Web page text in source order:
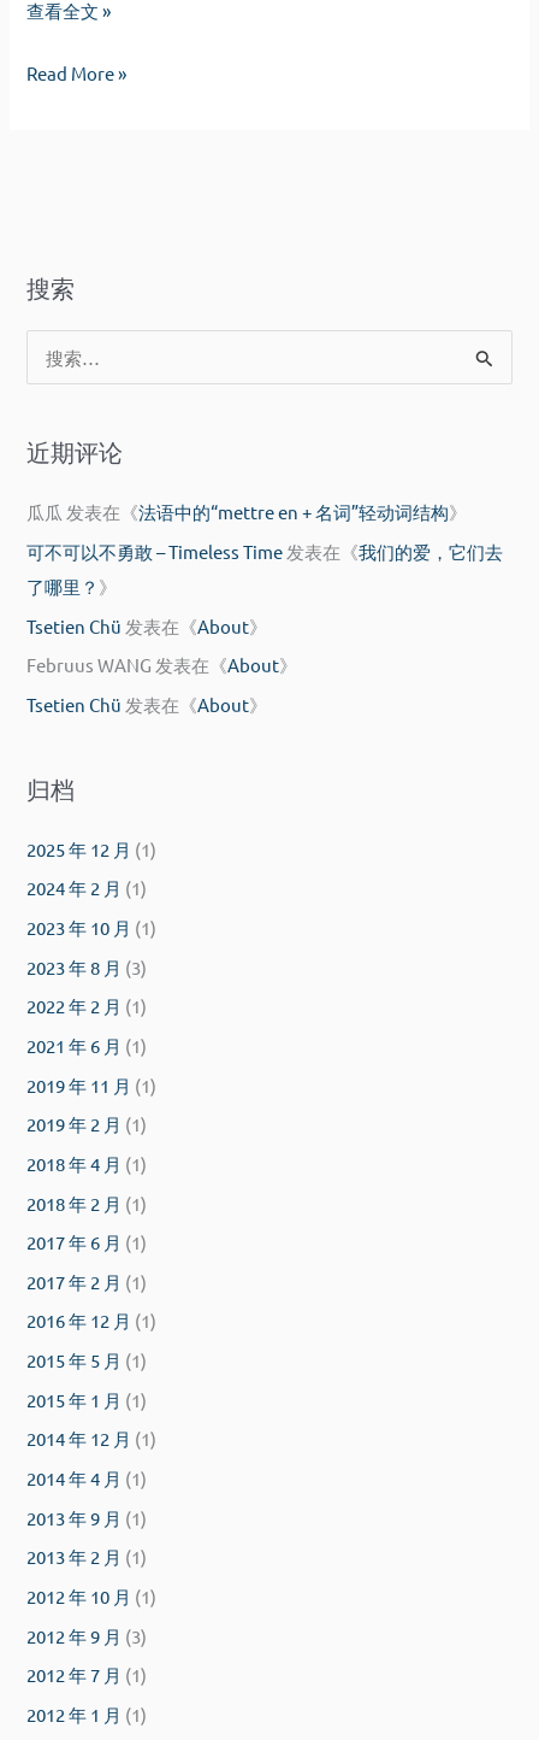
何
就
查看全文 »
何
Read More »
搜索
索
近期评论
瓜瓜 发表在《法语中的“mettre en + 名词”轻动词结构》
可不可以不勇敢 – Timeless Time 发表在《我们的爱，它们去
了哪里？ 》
Tsetien Chü 发表在《About》
Februus WANG 发表在《About》
Tsetien Chü 发表在《About》
归档
2025 年 12 月 (1)
2024 年 2 月 (1)
2023 年 10 月 (1)
2023 年 8 月 (3)
2022 年 2 月 (1)
2021 年 6 月 (1)
2019 年 11 月 (1)
2019 年 2 月 (1)
2018 年 4 月 (1)
2018 年 2 月 (1)
2017 年 6 月 (1)
2017 年 2 月 (1)
2016 年 12 月 (1)
2015 年 5 月 (1)
2015 年 1 月 (1)
2014 年 12 月 (1)
2014 年 4 月 (1)
2013 年 9 月 (1)
2013 年 2 月 (1)
2012 年 10 月 (1)
2012 年 9 月 (3)
2012 年 7 月 (1)
2012 年 1 月 (1)